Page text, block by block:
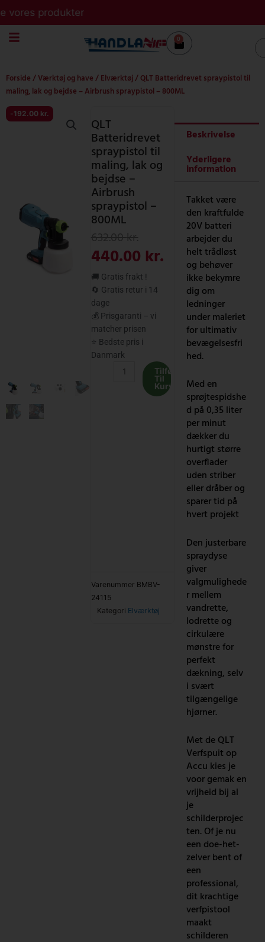
til
indholdet
produkter
0
Kurv
Forside/Værktøj og have/Elværktøj/ QLT Batteridrevet spraypistol til
maling, lak og bejdse – Airbrush spraypistol – 800ML
-192.00 kr.
QLT
Batteridrevet
spraypistol til
maling, lak og
bejdse –
Airbrush
spraypistol –
800ML
oprindelige
pris
var:
632.00 kr..
440.00 kr.
Den
aktuelle
pris
440.00 kr..
🚚 Gratis frakt !
🔄 Gratis retur i 14
dage
💰 Prisgaranti – vi
matcher prisen
⭐ Bedste pris i
Danmark
Tilføj
Til
Kurv
Varenummer BMBV-
24115
Kategori Elværktøj
Beskrivelse
Yderligere
information
Takket være
den kraftfulde
20V batteri
arbejder du
helt trådløst
og behøver
ikke bekymre
dig om
ledninger
under maleriet
for ultimativ
bevægelsesfri
hed.
Med en
sprøjtespidshe
d på 0,35 liter
per minut
dækker du
hurtigt større
overflader
uden striber
eller dråber og
sparer tid på
hvert projekt
Den justerbare
spraydyse
giver
valgmulighede
r mellem
vandrette,
lodrette og
cirkulære
mønstre for
perfekt
dækning, selv
i svært
tilgængelige
hjørner.
Met de QLT
Verfspuit op
Accu kies je
voor gemak en
vrijheid bij al
je
schilderprojec
ten. Of je nu
een doe-het-
zelver bent of
een
professional,
dit krachtige
verfpistool
maakt
schilderen